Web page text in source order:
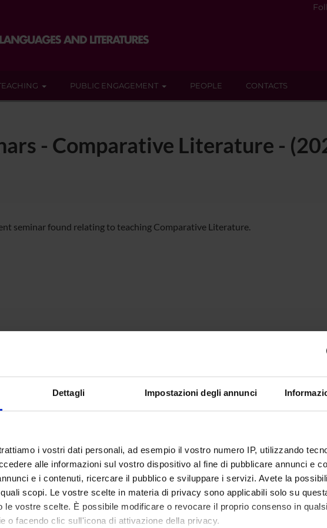
Dettagli Impostazioni degli annunci
i vostri dati personali, ad esempio il vostro numero IP, utilizzando
alle informazioni sul vostro dispositivo al fine di pubblicare annunci e
e i contenuti, ricercare il pubblico e sviluppare i servizi. Avete la
scopi. Le vostre scelte in materia di privacy sono applicabili solo su
le vostre scelte. È possibile modificare o revocare il proprio consenso in
o facendo clic sull'icona di attivazione della privacy.
PUBLIC ENGAGEMENT PEOPLE CONTACTS
- Comparative Literature -
seminar found relating to teaching Comparative Literature.